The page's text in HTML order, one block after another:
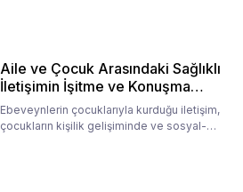
Aile ve Çocuk Arasındaki Sağlıklı
İletişimin İşitme ve Konuşma
Rehabilitasyonundaki Rolü
Ebeveynlerin çocuklarıyla kurduğu iletişim,
çocukların kişilik gelişiminde ve sosyal-